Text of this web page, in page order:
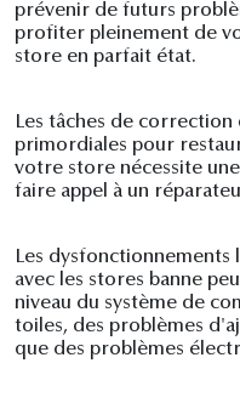
prévenir de futurs
profiter pleinement de
store en parfait état.
Les tâches de correction
primordiales pour
votre store nécessite
faire appel à un
Les dysfonctionnements
avec les stores banne
niveau du système de
toiles, des problèmes
que des problèmes